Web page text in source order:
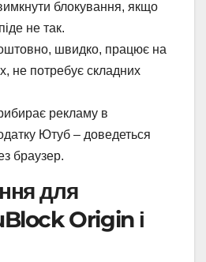
блокування, якщо
не так.
швидко, працює на
не потребує складних
рекламу в
Ютуб – доведеться
браузер.
для
Origin і